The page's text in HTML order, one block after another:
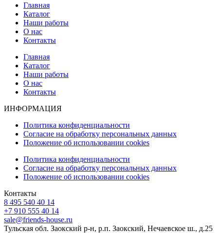
Главная
Каталог
Наши работы
О нас
Контакты
Главная
Каталог
Наши работы
О нас
Контакты
ИНФОРМАЦИЯ
Политика конфиденциальности
Согласие на обработку персональных данных
Положение об использовании cookies
Политика конфиденциальности
Согласие на обработку персональных данных
Положение об использовании cookies
Контакты
8 495 540 40 14
+7 910 555 40 14
sale@friends-house.ru
Тульская обл. Заокский р-н, р.п. Заокский, Нечаевское ш., д.25